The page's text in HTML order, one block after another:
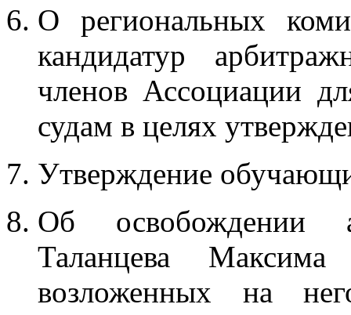
О региональных
кандидатур
членов Ассоциации
судам в целях
Утверждение
Об освобождении
Таланцева
возложенных на